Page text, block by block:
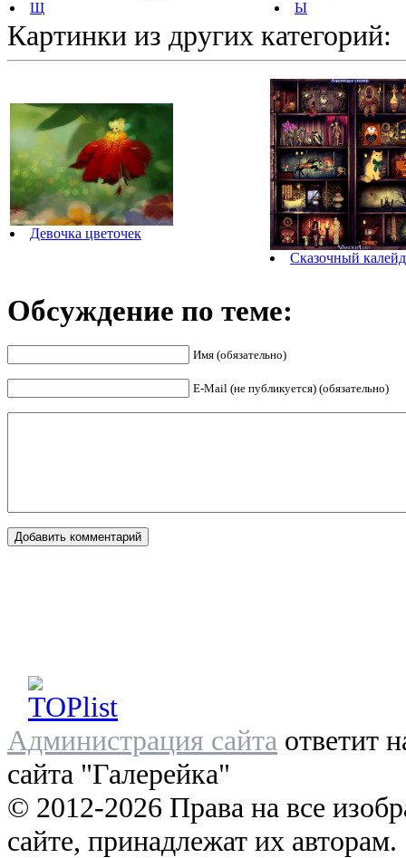
Щ Ы
Картинки из других категорий:
Девочка цветочек
Сказочный
Обсуждение по теме:
Имя (обязательно)
E-Mail (не публикуется) (обязательно)
Администрация сайта ответит
сайта "Галерейка"
© 2012-2026 Права на все
сайте, принадлежат их авторам.